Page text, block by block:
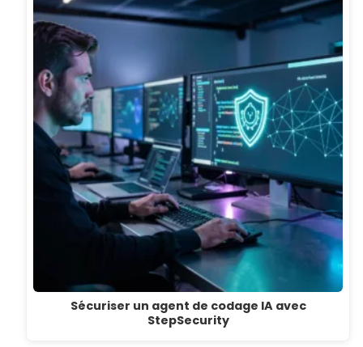
Sécuriser un agent de codage IA avec
StepSecurity